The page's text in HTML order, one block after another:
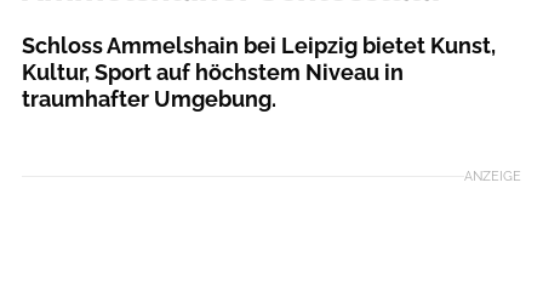
Schloss Ammelshain bei Leipzig bietet Kunst,
Kultur, Sport auf höchstem Niveau in
traumhafter Umgebung.
ANZEIGE